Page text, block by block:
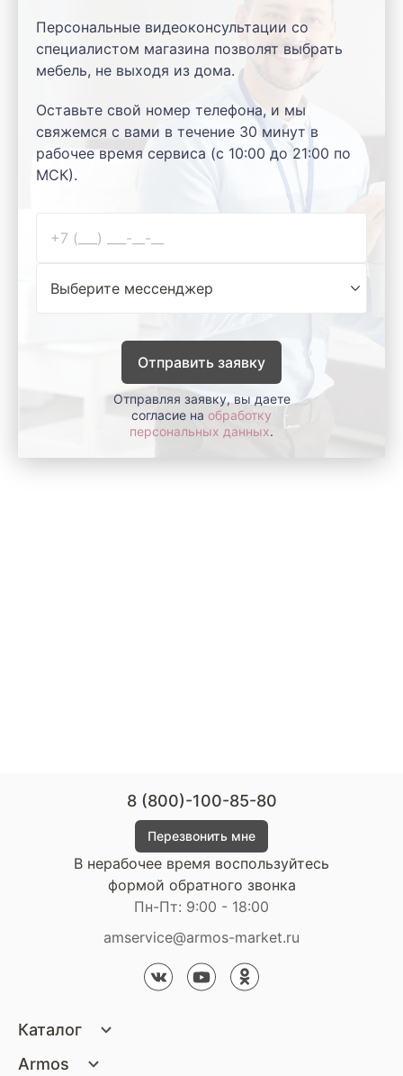
Персональные видеоконсультации со
специалистом магазина позволят выбрать
мебель, не выходя из дома.
Оставьте свой номер телефона, и мы
свяжемся с вами в течение 30 минут в
рабочее время сервиса (с 10:00 до 21:00 по
МСК).
Отправить заявку
Отправляя заявку, вы даете
согласие на обработку
персональных данных.
Каталог
Armos
8 (800)-100-85-80
Перезвонить мне
В нерабочее время воспользуйтесь
формой обратного звонка
Пн-Пт: 9:00 - 18:00
amservice@armos-market.ru